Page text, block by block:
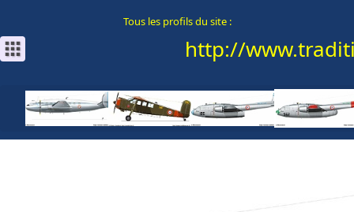
Tous les profils du site :
http://